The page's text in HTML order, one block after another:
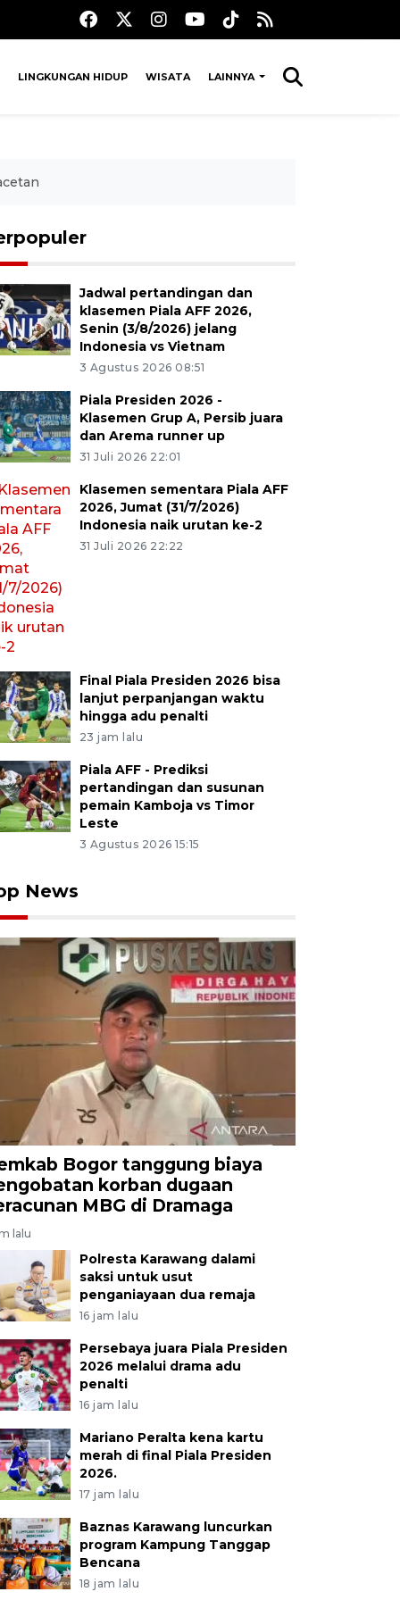
LINGKUNGAN HIDUP WISATA LAINNYA
Jadwal pertandingan dan
klasemen Piala AFF 2026,
Senin (3/8/2026) jelang
Indonesia vs Vietnam
3 Agustus 2026 08:51
Piala Presiden 2026 -
Klasemen Grup A, Persib juara
dan Arema runner up
31 Juli 2026 22:01
Klasemen sementara Piala AFF
2026, Jumat (31/7/2026)
Indonesia naik urutan ke-2
31 Juli 2026 22:22
Final Piala Presiden 2026 bisa
lanjut perpanjangan waktu
hingga adu penalti
23 jam lalu
Piala AFF - Prediksi
pertandingan dan susunan
pemain Kamboja vs Timor
Leste
3 Agustus 2026 15:15
News
Bogor tanggung biaya
korban dugaan
MBG di Dramaga
lalu
Polresta Karawang dalami
saksi untuk usut
penganiayaan dua remaja
16 jam lalu
Persebaya juara Piala Presiden
2026 melalui drama adu
penalti
16 jam lalu
Mariano Peralta kena kartu
merah di final Piala Presiden
2026.
17 jam lalu
Baznas Karawang luncurkan
program Kampung Tanggap
Bencana
18 jam lalu